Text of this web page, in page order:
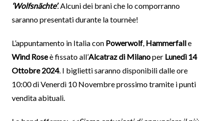
‘Wolfsnächte’. Alcuni dei brani che lo comporranno
saranno presentati durante la tournèe!
L’appuntamento in Italia con Powerwolf, Hammerfalle
Wind Roseè fissato all’Alcatraz di Milanoper Lunedì 14
Ottobre 2024. I biglietti saranno disponibili dalle ore
10:00 di Venerdì 10 Novembre prossimo tramite i punti
vendita abituali.